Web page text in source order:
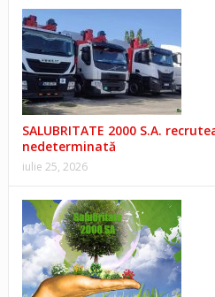
SALUBRITATE 2000 S.A.
nedeterminată
iulie 25, 2026